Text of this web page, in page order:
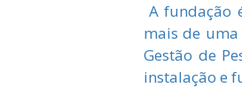
A fundação
mais de
Gestão de
instalação e